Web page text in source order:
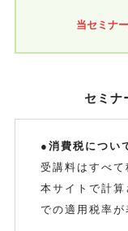
当セミナ
セミナ
●消費税につい
受講料はすべて
本サイトで計
での適用税率が